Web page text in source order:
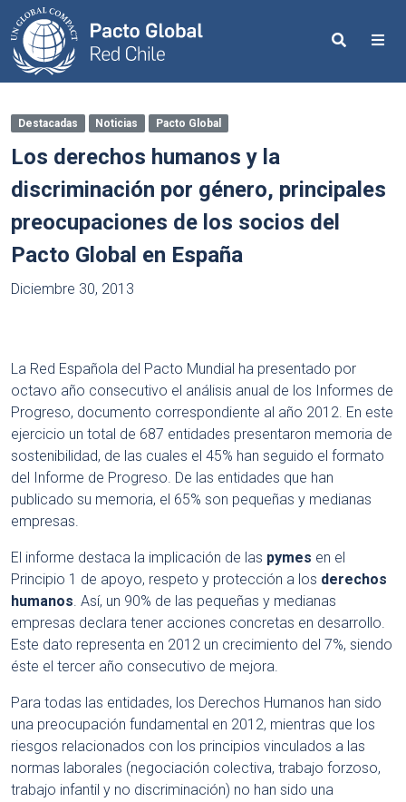
Search
Destacadas Noticias Pacto Global
Los derechos humanos y la
discriminación por género, principales
preocupaciones de los socios del
Pacto Global en España
Diciembre 30, 2013
La Red Española del Pacto Mundial ha presentado por
octavo año consecutivo el análisis anual de los Informes de
Progreso, documento correspondiente al año 2012. En este
ejercicio un total de 687 entidades presentaron memoria de
sostenibilidad, de las cuales el 45% han seguido el formato
del Informe de Progreso. De las entidades que han
publicado su memoria, el 65% son pequeñas y medianas
empresas.
El informe destaca la implicación de las pymes en el
Principio 1 de apoyo, respeto y protección a los derechos
humanos. Así, un 90% de las pequeñas y medianas
empresas declara tener acciones concretas en desarrollo.
Este dato representa en 2012 un crecimiento del 7%, siendo
éste el tercer año consecutivo de mejora.
Para todas las entidades, los Derechos Humanos han sido
una preocupación fundamental en 2012, mientras que los
riesgos relacionados con los principios vinculados a las
normas laborales (negociación colectiva, trabajo forzoso,
trabajo infantil y no discriminación) no han sido una